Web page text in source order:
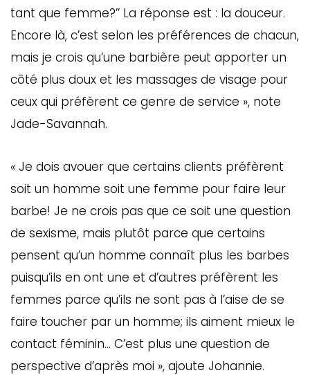
tant que femme?’’ La réponse est : la douceur.
Encore là, c’est selon les préférences de chacun,
mais je crois qu’une barbière peut apporter un
côté plus doux et les massages de visage pour
ceux qui préfèrent ce genre de service », note
Jade-Savannah.
« Je dois avouer que certains clients préfèrent
soit un homme soit une femme pour faire leur
barbe! Je ne crois pas que ce soit une question
de sexisme, mais plutôt parce que certains
pensent qu’un homme connaît plus les barbes
puisqu’ils en ont une et d’autres préfèrent les
femmes parce qu’ils ne sont pas à l’aise de se
faire toucher par un homme; ils aiment mieux le
contact féminin… C’est plus une question de
perspective d’après moi », ajoute Johannie.